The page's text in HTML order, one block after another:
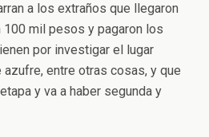
a los extraños que llegaron
100 mil pesos y pagaron los
por investigar el lugar
azufre, entre otras cosas, y que
y va a haber segunda y